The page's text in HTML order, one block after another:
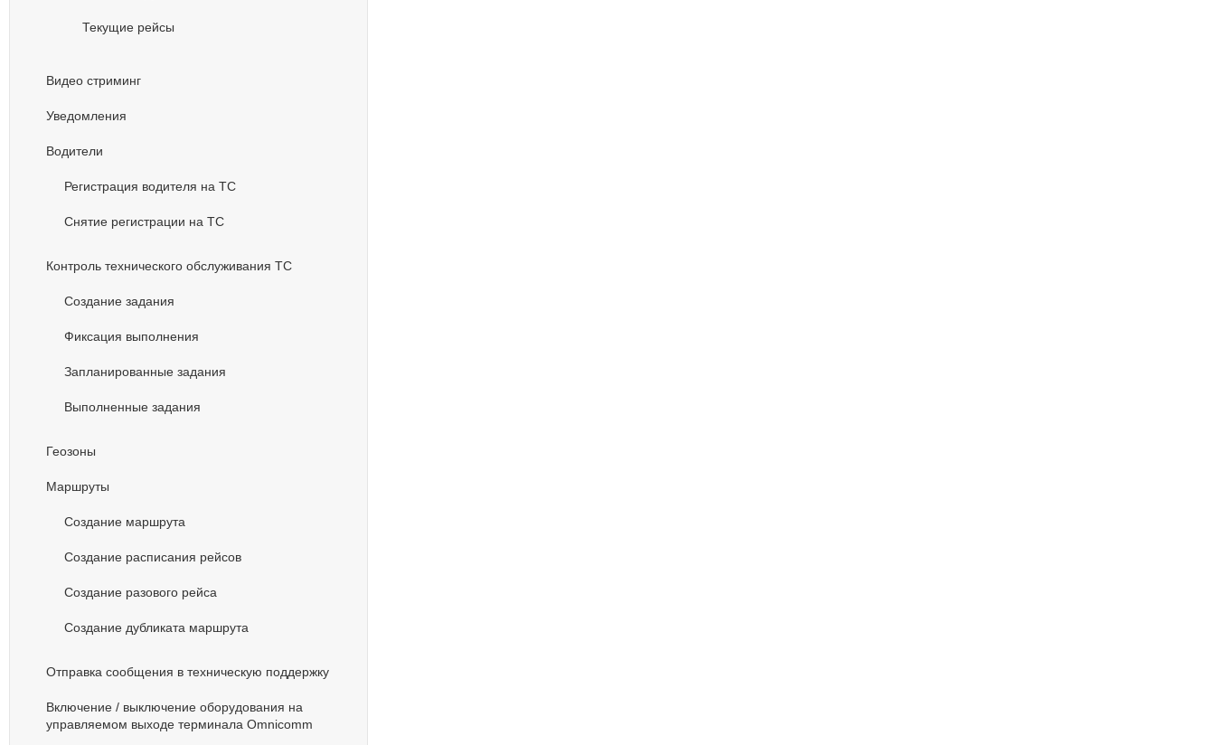
Текущие рейсы
Видео стриминг
Уведомления
Водители
Регистрация водителя на ТС
Снятие регистрации на ТС
Контроль технического обслуживания ТС
Создание задания
Фиксация выполнения
Запланированные задания
Выполненные задания
Геозоны
Маршруты
Создание маршрута
Создание расписания рейсов
Создание разового рейса
Создание дубликата маршрута
Отправка сообщения в техническую поддержку
Включение / выключение оборудования на
управляемом выходе терминала Omnicomm